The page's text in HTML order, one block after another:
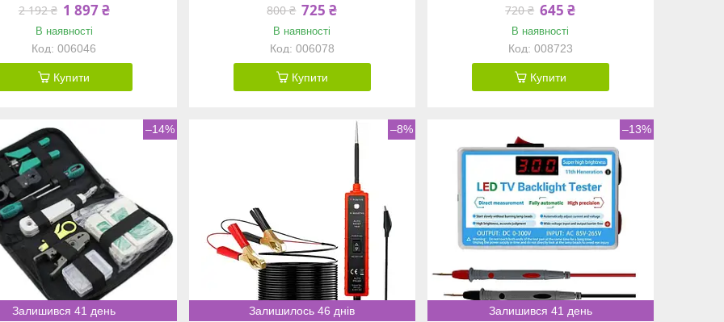
2 192 ₴ 1 897 ₴
В наявності
006046
Купити
800 ₴ 725 ₴
В наявності
006078
Купити
720 ₴ 645 ₴
В наявності
008723
Купити
–14%
Залишився 41 день
–8%
Залишилось 46 днів
–13%
Залишився 41 день